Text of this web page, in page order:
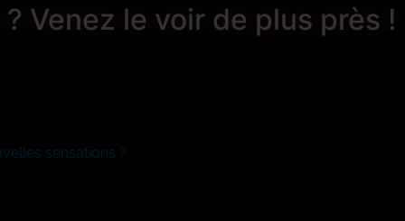
Venez le voir de plus près !
sensations ?